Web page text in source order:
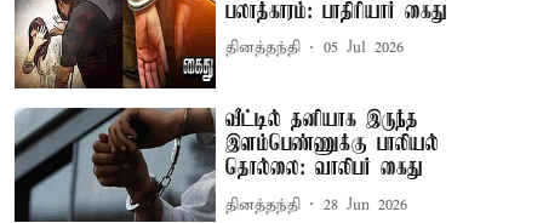
பலாத்காரம்: பாதிரியார் கைது
தினத்தந்தி 05 Jul 2026
வீட்டில் தனியாக இருந்த
இளம்பெண்ணுக்கு பாலியல்
தொல்லை: வாலிபர் கைது
தினத்தந்தி 28 Jun 2026